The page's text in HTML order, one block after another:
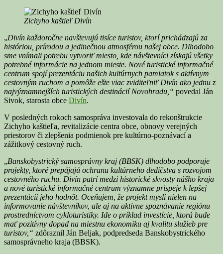
Zichyho kaštieľ Divín
„Divín každoročne navštevujú tisíce turistov, ktorí prichádzajú za
históriou, prírodou a jedinečnou atmosférou našej obce. Dlhodobo
sme vnímali potrebu vytvoriť miesto, kde návštevníci získajú všetky
potrebné informácie na jednom mieste. Nové turistické informačné
centrum spojí prezentáciu našich kultúrnych pamiatok s aktívnym
cestovným ruchom a pomôže ešte viac zviditeľniť Divín ako jednu z
najvýznamnejších turistických destinácií Novohradu,“ povedal Ján
Sivok, starosta obce Divín.
V posledných rokoch samospráva investovala do rekonštrukcie
Zichyho kaštieľa, revitalizácie centra obce, obnovy verejných
priestorov či zlepšenia podmienok pre kultúrno-poznávací a
zážitkový cestovný ruch.
„Banskobystrický samosprávny kraj (BBSK) dlhodobo podporuje
projekty, ktoré prepájajú ochranu kultúrneho dedičstva s rozvojom
cestovného ruchu. Divín patrí medzi historické skvosty nášho kraja
a nové turistické informačné centrum významne prispeje k lepšej
prezentácii jeho hodnôt. Oceňujem, že projekt myslí nielen na
informovanie návštevníkov, ale aj na aktívne spoznávanie regiónu
prostredníctvom cykloturistiky. Ide o príklad investície, ktorá bude
mať pozitívny dopad na miestnu ekonomiku aj kvalitu služieb pre
turistov,“ zdôraznil Ján Beljak, podpredseda Banskobystrického
samosprávneho kraja (BBSK).